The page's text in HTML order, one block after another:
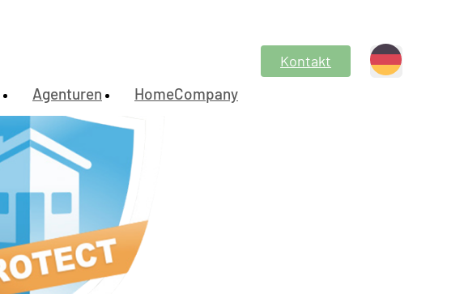
Agenturen HomeCompany
Kontakt